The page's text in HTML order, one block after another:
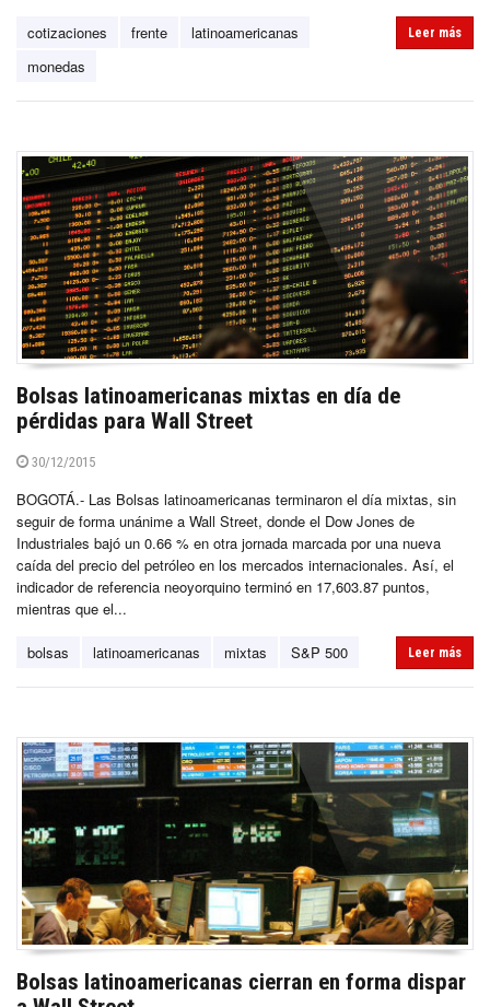
cotizaciones frente
latinoamericanas
monedas
Leer más
Bolsas latinoamericanas mixtas en día de
pérdidas para Wall Street
30/12/2015
BOGOTÁ.- Las Bolsas latinoamericanas terminaron el día mixtas, sin
seguir de forma unánime a Wall Street, donde el Dow Jones de
Industriales bajó un 0.66 % en otra jornada marcada por una nueva
caída del precio del petróleo en los mercados internacionales. Así, el
indicador de referencia neoyorquino terminó en 17,603.87 puntos,
mientras que el...
bolsas latinoamericanas mixtas S&P 500 Leer más
Bolsas latinoamericanas cierran en forma dispar